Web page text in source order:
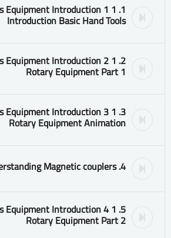
Equipment Introduction
Introduction Basic Hand Tools
Equipment Introduction
Rotary Equipment Part 1
Equipment Introduction
Rotary Equipment Animation
4. Understanding Magnetic couplers
Equipment Introduction
Rotary Equipment Part 2